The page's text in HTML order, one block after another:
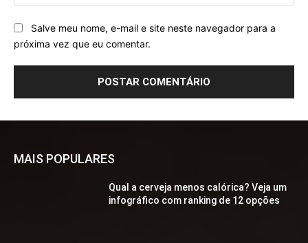
Salve meu nome, e-mail e site neste navegador para a
próxima vez que eu comentar.
MAIS POPULARES
Qual a cerveja menos calórica? Veja um
infográfico com ranking de 12 opções